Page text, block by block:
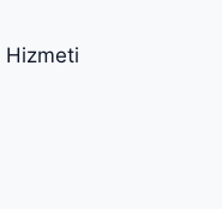
Hizmeti